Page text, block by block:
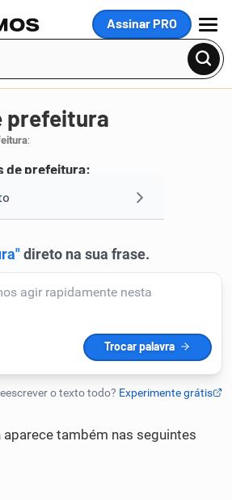
Assinar PRO
MENU
prefeitura
:
de prefeitura:
aparece também nas seguintes